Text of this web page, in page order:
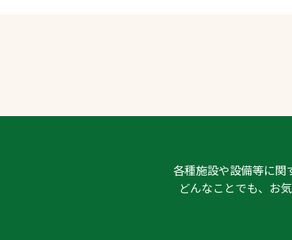
各種施設や設備等に関
どんなことでも、お